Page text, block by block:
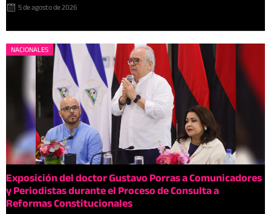
5 de agosto de 2026
NACIONALES
Exposición del doctor Gustavo Porras a Comunicadores
y Periodistas durante el Proceso de Consulta a
Reformas Constitucionales